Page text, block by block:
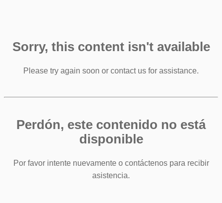
Sorry, this content isn't available
Please try again soon or contact us for assistance.
Perdón, este contenido no está
disponible
Por favor intente nuevamente o contáctenos para recibir
asistencia.